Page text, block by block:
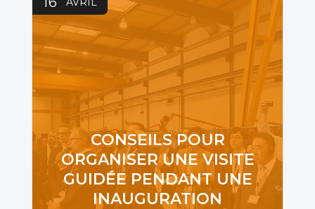
CONSEILS POUR
ORGANISER UNE VISITE
GUIDÉE PENDANT UNE
INAUGURATION